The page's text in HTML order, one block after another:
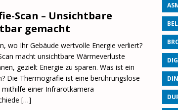
Scan – Unsichtbare
gemacht
wo Ihr Gebäude wertvolle Energie verliert?
macht unsichtbare Wärmeverluste
gezielt Energie zu sparen. Was ist ein
Die Thermografie ist eine berührungslose
einer Infrarotkamera
[…]